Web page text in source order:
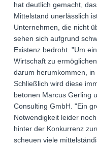
hat deutlich gemacht,
Mittelstand unerlässlich
Unternehmen, die nicht
sehen sich aufgrund
Existenz bedroht. "Um
Wirtschaft zu
darum herumkommen,
Schließlich wird diese
betonen Marcus Gerling
Consulting GmbH. "Ein
Notwendigkeit leider
hinter der Konkurrenz
scheuen viele